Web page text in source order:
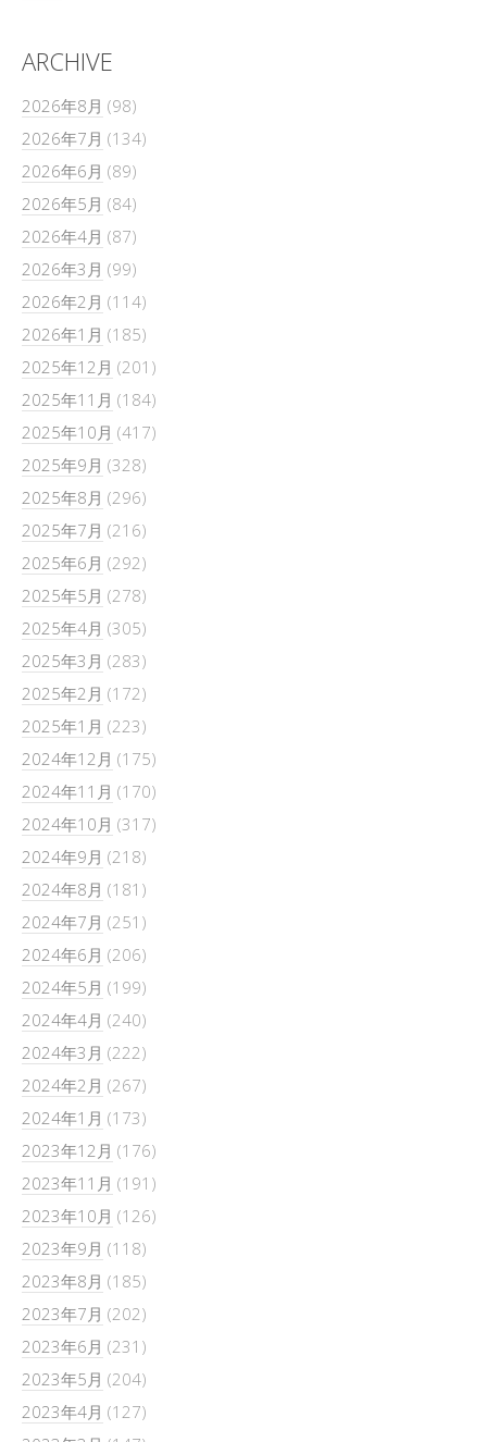
ARCHIVE
2026年8月 (98)
2026年7月 (134)
2026年6月 (89)
2026年5月 (84)
2026年4月 (87)
2026年3月 (99)
2026年2月 (114)
2026年1月 (185)
2025年12月 (201)
2025年11月 (184)
2025年10月 (417)
2025年9月 (328)
2025年8月 (296)
2025年7月 (216)
2025年6月 (292)
2025年5月 (278)
2025年4月 (305)
2025年3月 (283)
2025年2月 (172)
2025年1月 (223)
2024年12月 (175)
2024年11月 (170)
2024年10月 (317)
2024年9月 (218)
2024年8月 (181)
2024年7月 (251)
2024年6月 (206)
2024年5月 (199)
2024年4月 (240)
2024年3月 (222)
2024年2月 (267)
2024年1月 (173)
2023年12月 (176)
2023年11月 (191)
2023年10月 (126)
2023年9月 (118)
2023年8月 (185)
2023年7月 (202)
2023年6月 (231)
2023年5月 (204)
2023年4月 (127)